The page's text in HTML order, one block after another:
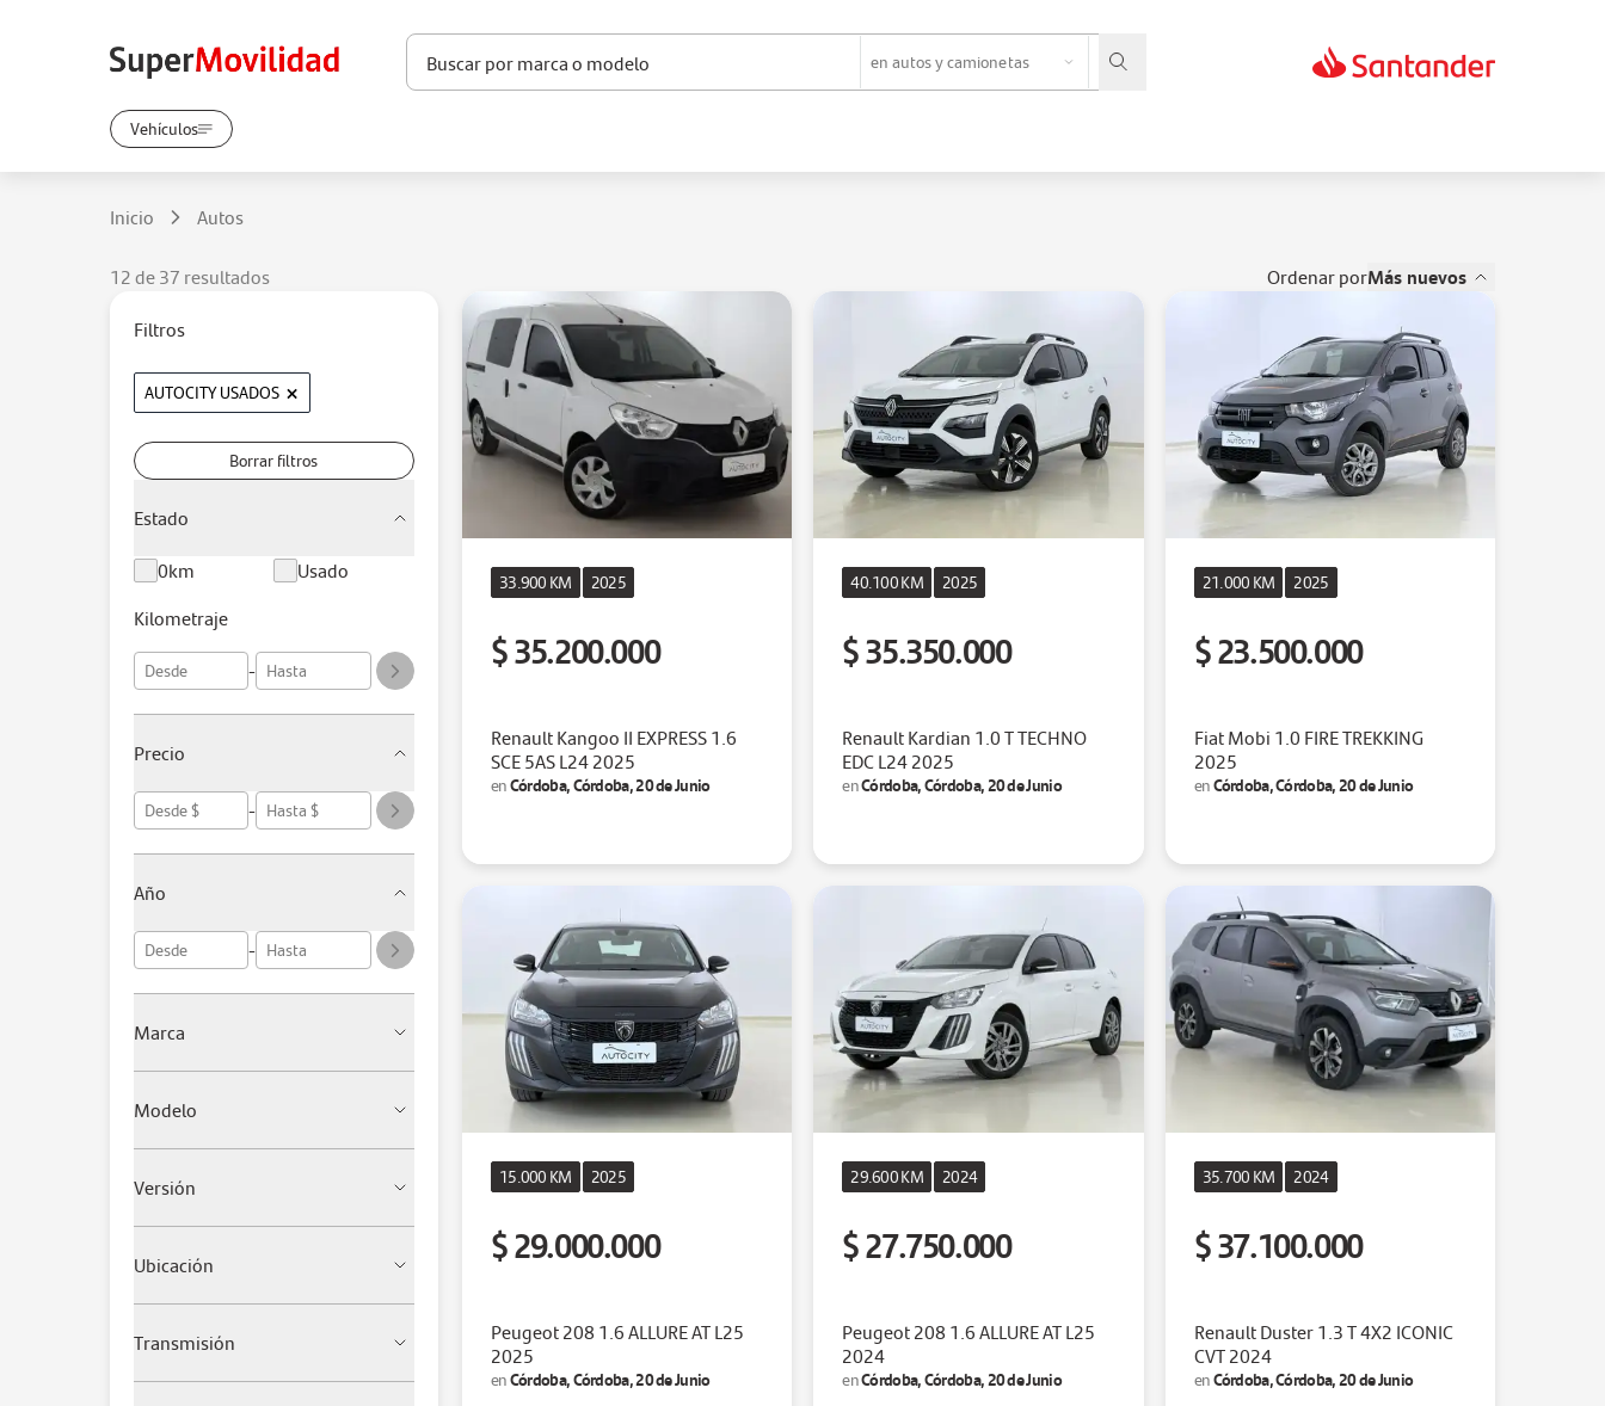
enautos y camionetas
Vehículos
Inicio Autos
12 de 37 resultados ordenar porMás nuevos
Filtros
AUTOCITY USADOS ×
Borrar filtros
Estado
0km
Usado
Kilometraje
-
Precio
-
Año
-
Marca
Modelo
Versión
Ubicación
Transmisión
33.900 KM 2025
$ 35.200.000
Renault Kangoo II EXPRESS 1.6
SCE 5AS L24 2025
enCórdoba, Córdoba, 20 de Junio
40.100 KM 2025
$ 35.350.000
Renault Kardian 1.0 T TECHNO
EDC L24 2025
enCórdoba, Córdoba, 20 de Junio
21.000 KM 2025
$ 23.500.000
Fiat Mobi 1.0 FIRE TREKKING
2025
enCórdoba, Córdoba, 20 de Junio
15.000 KM 2025
$ 29.000.000
Peugeot 208 1.6 ALLURE AT L25
2025
enCórdoba, Córdoba, 20 de Junio
29.600 KM 2024
$ 27.750.000
Peugeot 208 1.6 ALLURE AT L25
2024
enCórdoba, Córdoba, 20 de Junio
35.700 KM 2024
$ 37.100.000
Renault Duster 1.3 T 4X2 ICONIC
CVT 2024
enCórdoba, Córdoba, 20 de Junio